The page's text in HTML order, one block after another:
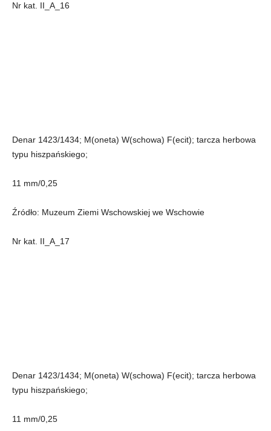
Nr kat. II_A_16
Denar 1423/1434; M(oneta) W(schowa) F(ecit); tarcza herbowa
typu hiszpańskiego;
11 mm/0,25
Źródło: Muzeum Ziemi Wschowskiej we Wschowie
Nr kat. II_A_17
Denar 1423/1434; M(oneta) W(schowa) F(ecit); tarcza herbowa
typu hiszpańskiego;
11 mm/0,25